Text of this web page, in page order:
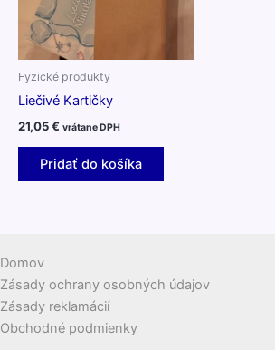
Fyzické produkty
Liečivé Kartičky
21,05€ vrátane DPH
Pridať do košíka
Domov
Zásady ochrany osobných údajov
Zásady reklamácií
Obchodné podmienky